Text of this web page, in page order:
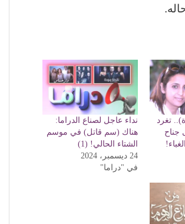
تغرد
جناح
نداء عاجل لصناع الدراما:
هناك (سم قاتل) في موسم
الشتاء الحالي! (1)
24 ديسمبر، 2024
في "دراما"